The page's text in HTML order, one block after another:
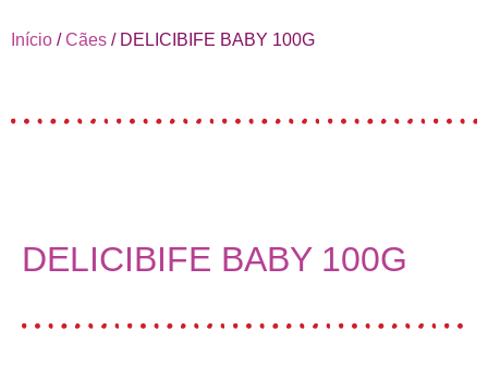
Início /Cães / DELICIBIFE BABY 100G
DELICIBIFE BABY 100G